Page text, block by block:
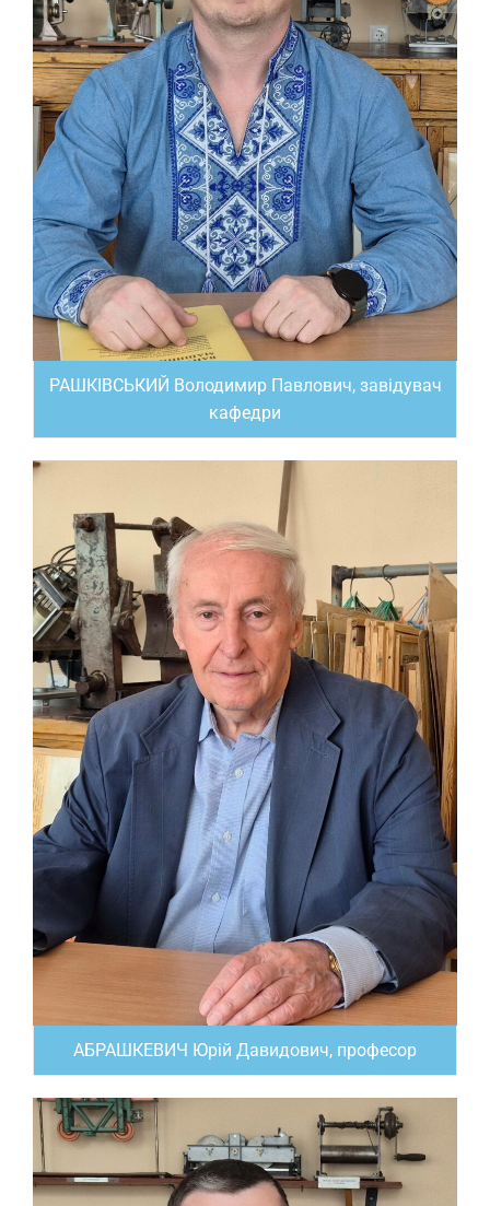
РАШКІВСЬКИЙ Володимир Павлович, завідувач
кафедри
АБРАШКЕВИЧ Юрій Давидович, професор